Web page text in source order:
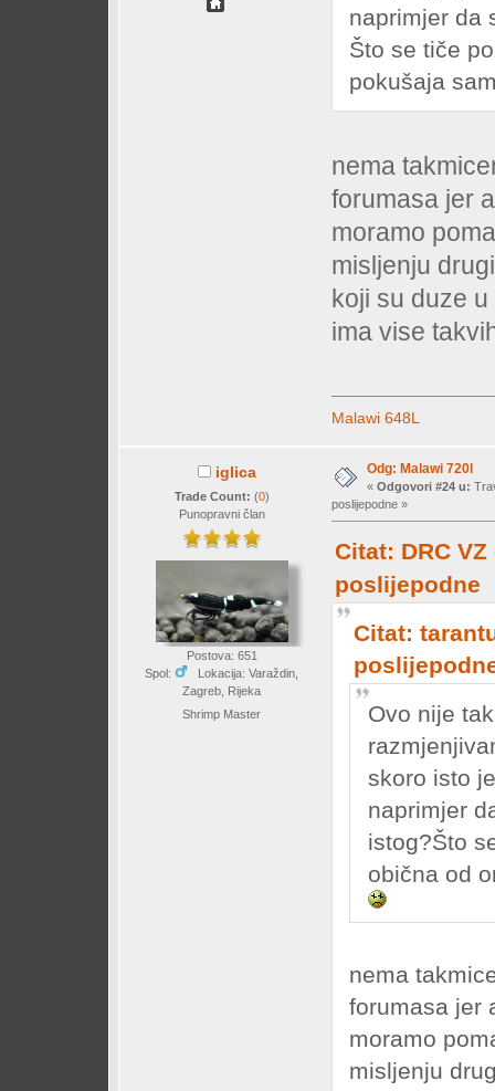
naprimjer da
Što se tiče
pokušaja
nema
forumasa jer
moramo
misljenju
koji su duze
ima vise
Malawi 648L
iglica
Trade Count: (0)
Punopravni član
Postova: 651
Spol:
Lokacija: Varaždin,
Zagreb, Rijeka
Shrimp Master
Odg: Malawi 720l
« Odgovori #24 u:
poslijepodne »
Citat: DRC
poslijepodne
Citat:
Ovo nije
skoro isto
naprimjer
istog?Što
obična od
nema
forumasa jer
moramo
misljenju